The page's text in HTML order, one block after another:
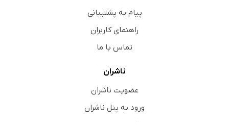
پیام به پشتیبانی
راهنمای کاربران
تماس با ما
ناشران
عضویت ناشران
ورود به پنل ناشران